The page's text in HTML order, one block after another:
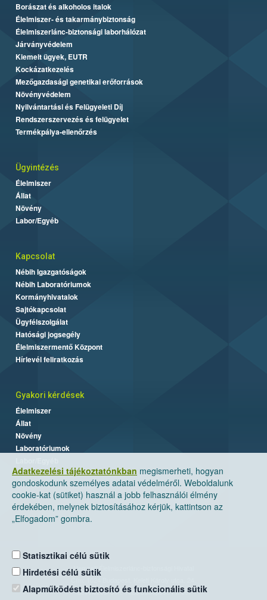
Adatkezelési tájékoztatónkban megismerheti, hogyan
gondoskodunk személyes adatai védelméről. Weboldalunk
cookie-kat (sütiket) használ a jobb felhasználói élmény
érdekében, melynek biztosításához kérjük, kattintson az
„Elfogadom” gombra.
Statisztikai célú sütik
Hirdetési célú sütik
Alapműködést biztosító és funkcionális sütik
Borászat és alkoholos italok
Élelmiszer- és takarmánybiztonság
Élelmiszerlánc-biztonsági laborhálózat
Járványvédelem
Kiemelt ügyek, EUTR
Kockázatkezelés
Mezőgazdasági genetikai erőforrások
Növényvédelem
Nyilvántartási és Felügyeleti Díj
Rendszerszervezés és felügyelet
Termékpálya-ellenőrzés
Ügyintézés
Élelmiszer
Állat
Növény
Labor/Egyéb
Kapcsolat
Nébih Igazgatóságok
Nébih Laboratóriumok
Kormányhivatalok
Sajtókapcsolat
Ügyfélszolgálat
Hatósági jogsegély
Élelmiszermentő Központ
Hírlevél feliratkozás
Gyakori kérdések
Élelmiszer
Állat
Növény
Laboratóriumok
Nemzeti Élelmiszerlánc-biztonsági Hivatal
Levelezési cím: 1525 Budapest. Pf. 30.